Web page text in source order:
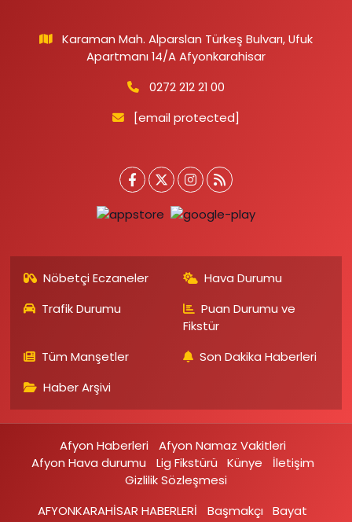
Karaman Mah. Alparslan Türkeş Bulvarı, Ufuk
Apartmanı 14/A Afyonkarahisar
0272 212 21 00
[email protected]
Nöbetçi Eczaneler
Hava Durumu
Trafik Durumu
Puan Durumu ve
Fikstür
Tüm Manşetler
Son Dakika Haberleri
Haber Arşivi
Afyon Haberleri
Afyon Namaz Vakitleri
Afyon Hava durumu
Lig Fikstürü Künye
İletişim
Gizlilik Sözleşmesi
AFYONKARAHİSAR HABERLERİ
Başmakçı
Bayat